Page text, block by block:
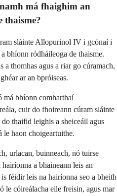
má fhaighim an
sláinte Allopurinol IV i gcónaí i
bhíonn ródháileoga de thaisme.
a thomhas agus a riar go cúramach,
ar an bpróiseas.
má bhíonn comharthaí
cuir do fhoireann cúram sláinte
thaifid leighis a sheiceáil agus
le haon choigeartuithe.
urlacan, buinneach, nó tuirse
a bhaineann leis an
féidir leis na hairíonna seo a bheith
le cóireálacha eile freisin, agus mar